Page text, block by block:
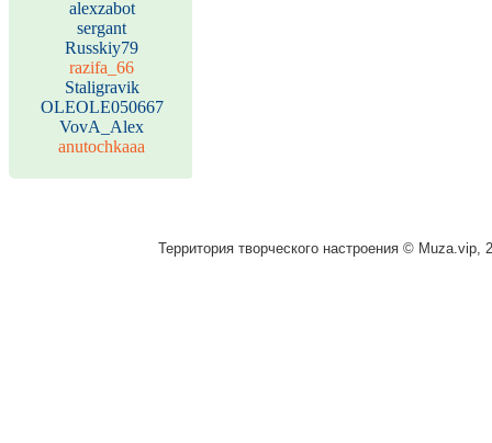
alexzabot
sergant
Russkiy79
razifa_66
Staligravik
OLEOLE050667
VovA_Alex
anutochkaaa
Территория творческого настроения © Muza.vip,